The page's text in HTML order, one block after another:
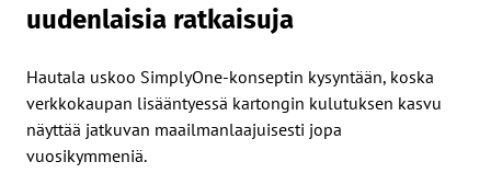
uudenlaisia ratkaisuja
Hautala uskoo SimplyOne-konseptin kysyntään, koska
verkkokaupan lisääntyessä kartongin kulutuksen kasvu
näyttää jatkuvan maailmanlaajuisesti jopa
vuosikymmeniä.